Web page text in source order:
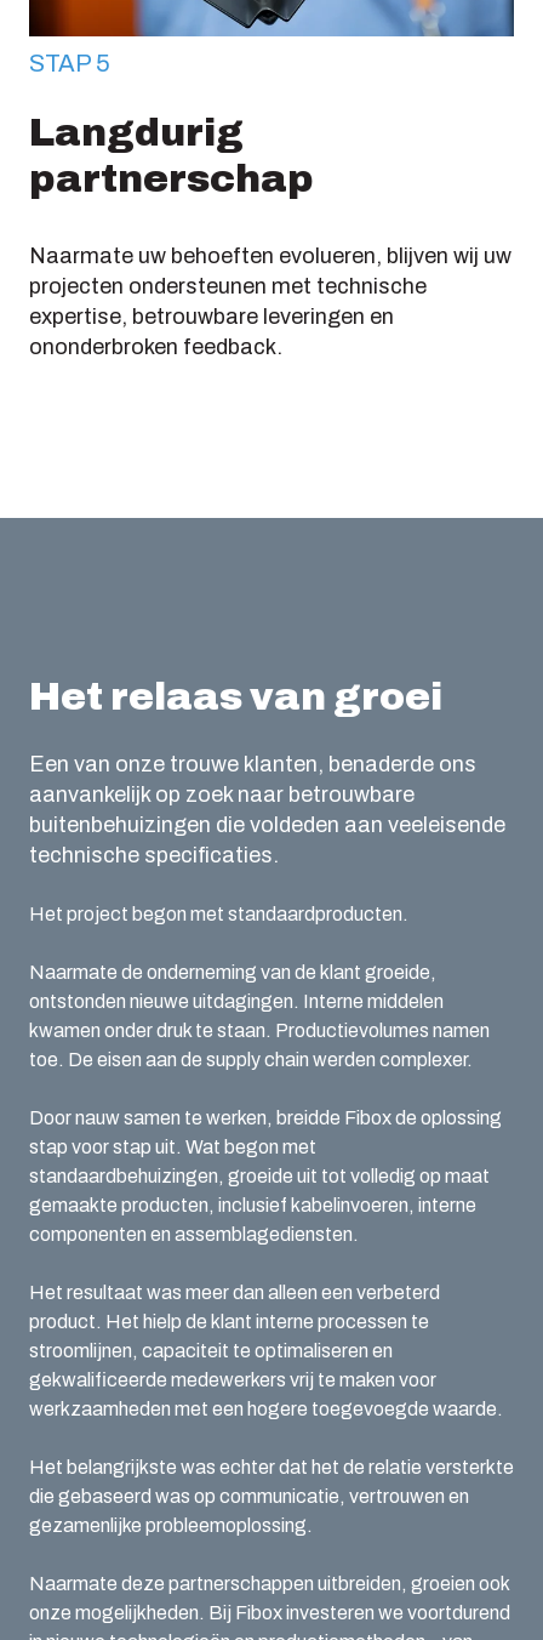
STAP 5
Langdurig
partnerschap
Naarmate uw behoeften evolueren, blijven wij uw
projecten ondersteunen met technische
expertise, betrouwbare leveringen en
ononderbroken feedback.
Het relaas van groei
Een van onze trouwe klanten, benaderde ons
aanvankelijk op zoek naar betrouwbare
buitenbehuizingen die voldeden aan veeleisende
technische specificaties.
Het project begon met standaardproducten.
Naarmate de onderneming van de klant groeide,
ontstonden nieuwe uitdagingen. Interne middelen
kwamen onder druk te staan. Productievolumes namen
toe. De eisen aan de supply chain werden complexer.
Door nauw samen te werken, breidde Fibox de oplossing
stap voor stap uit. Wat begon met
standaardbehuizingen, groeide uit tot volledig op maat
gemaakte producten, inclusief kabelinvoeren, interne
componenten en assemblagediensten.
Het resultaat was meer dan alleen een verbeterd
product. Het hielp de klant interne processen te
stroomlijnen, capaciteit te optimaliseren en
gekwalificeerde medewerkers vrij te maken voor
werkzaamheden met een hogere toegevoegde waarde.
Het belangrijkste was echter dat het de relatie versterkte
die gebaseerd was op communicatie, vertrouwen en
gezamenlijke probleemoplossing.
Naarmate deze partnerschappen uitbreiden, groeien ook
onze mogelijkheden. Bij Fibox investeren we voortdurend